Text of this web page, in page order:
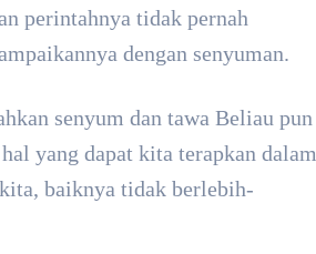
perintahnya tidak pernah
dengan senyuman.
senyum dan tawa Beliau pun
yang dapat kita terapkan dalam
baiknya tidak berlebih-